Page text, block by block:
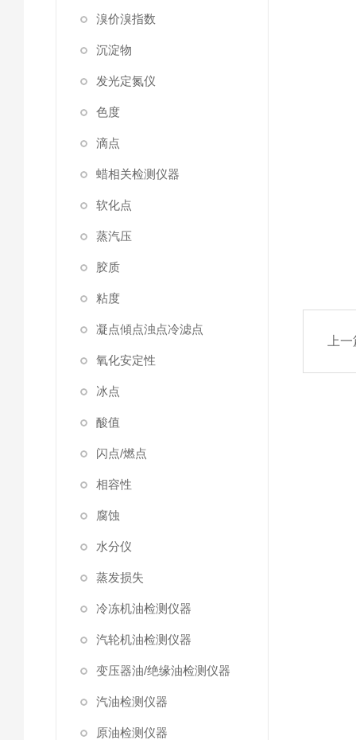
溴价溴指数
沉淀物
发光定氮仪
色度
滴点
蜡相关检测仪器
软化点
蒸汽压
胶质
粘度
凝点傾点浊点冷滤点
氧化安定性
冰点
酸值
闪点/燃点
相容性
腐蚀
水分仪
蒸发损失
冷冻机油检测仪器
汽轮机油检测仪器
变压器油/绝缘油检测仪器
汽油检测仪器
原油检测仪器
上